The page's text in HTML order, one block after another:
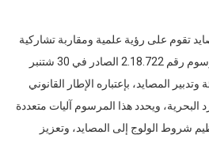
تقوم على رؤية علمية ومقاربة تشاركية
واسعة، تؤطرها مقتضيات المرسوم رقم 2.18.722 الصادر في 30 شتنبر
وتدبير المصايد، بإعتباره الإطار القانوني
البحرية، ويحدد هذا المرسوم آليات متعددة
شروط الولوج إلى المصايد، وتعزيز